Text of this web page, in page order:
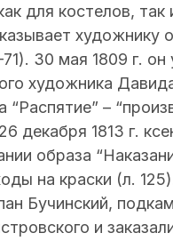
для костелов, так
художнику
30 мая 1809 г. он
художника
–
декабря 1813 г.
образа
на краски (л.
Бучинский,
и